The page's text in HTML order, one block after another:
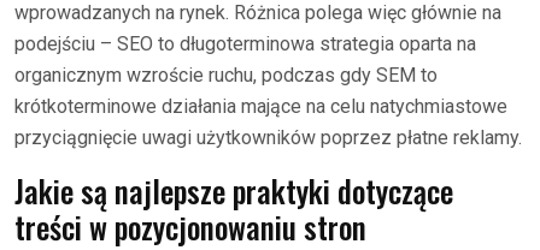
wprowadzanych na rynek. Różnica polega więc głównie na
podejściu – SEO to długoterminowa strategia oparta na
organicznym wzroście ruchu, podczas gdy SEM to
krótkoterminowe działania mające na celu natychmiastowe
przyciągnięcie uwagi użytkowników poprzez płatne reklamy.
Jakie są najlepsze praktyki dotyczące
treści w pozycjonowaniu stron